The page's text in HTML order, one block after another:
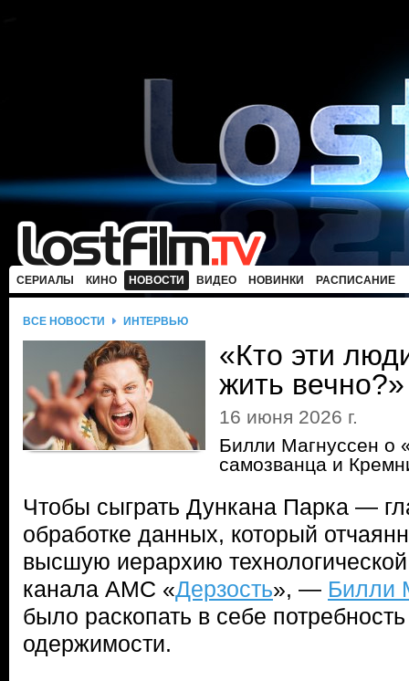
СЕРИАЛЫ КИНО НОВОСТИ ВИДЕО НОВИНКИ РАСПИСАНИЕ
ВСЕ НОВОСТИ ИНТЕРВЬЮ
«Кто эти
жить вечно?»
16 июня 2026 г.
Билли Магнуссен о
самозванца и
Чтобы сыграть Дункана Парка —
обработке данных, который
высшую иерархию
канала AMC «Дерзость», — Билли
было раскопать в себе
одержимости.